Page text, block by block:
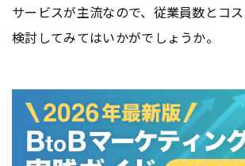
サービスが主流なので、従業員数とコ
検討してみてはいかがでしょうか。